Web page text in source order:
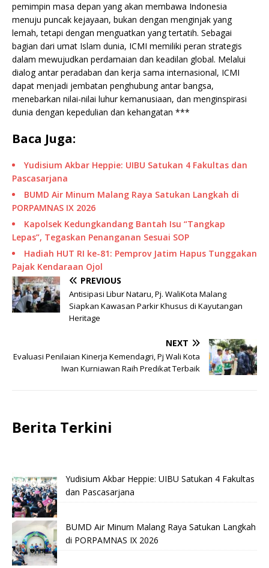
pemimpin masa depan yang akan membawa Indonesia
menuju puncak kejayaan, bukan dengan menginjak yang
lemah, tetapi dengan menguatkan yang tertatih. Sebagai
bagian dari umat Islam dunia, ICMI memiliki peran strategis
dalam mewujudkan perdamaian dan keadilan global. Melalui
dialog antar peradaban dan kerja sama internasional, ICMI
dapat menjadi jembatan penghubung antar bangsa,
menebarkan nilai-nilai luhur kemanusiaan, dan menginspirasi
dunia dengan kepedulian dan kehangatan ***
Baca Juga:
Yudisium Akbar Heppie: UIBU Satukan 4 Fakultas dan
Pascasarjana
BUMD Air Minum Malang Raya Satukan Langkah di
PORPAMNAS IX 2026
Kapolsek Kedungkandang Bantah Isu “Tangkap
Lepas”, Tegaskan Penanganan Sesuai SOP
Hadiah HUT RI ke-81: Pemprov Jatim Hapus Tunggakan
Pajak Kendaraan Ojol
PREVIOUS
Antisipasi Libur Nataru, Pj. WaliKota Malang
Siapkan Kawasan Parkir Khusus di Kayutangan
Heritage
NEXT
Evaluasi Penilaian Kinerja Kemendagri, Pj Wali Kota
Iwan Kurniawan Raih Predikat Terbaik
Berita Terkini
Yudisium Akbar Heppie: UIBU Satukan 4 Fakultas
dan Pascasarjana
BUMD Air Minum Malang Raya Satukan Langkah
di PORPAMNAS IX 2026